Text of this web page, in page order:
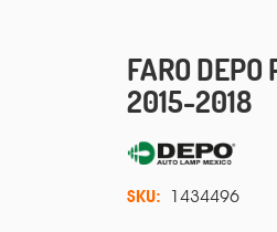
FARO DEPO
2015-2018
SKU: 1434496